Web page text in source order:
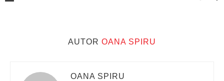
AUTOR OANA SPIRU
OANA SPIRU